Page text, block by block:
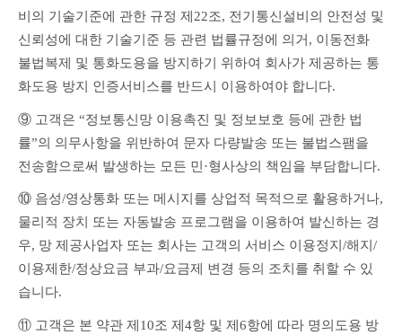
비의 기술기준에 관한 규정 제22조, 전기통신설비의 안전성 및
신뢰성에 대한 기술기준 등 관련 법률규정에 의거, 이동전화
불법복제 및 통화도용을 방지하기 위하여 회사가 제공하는 통
화도용 방지 인증서비스를 반드시 이용하여야 합니다.
⑨ 고객은 “정보통신망 이용촉진 및 정보보호 등에 관한 법
률”의 의무사항을 위반하여 문자 다량발송 또는 불법스팸을
전송함으로써 발생하는 모든 민·형사상의 책임을 부담합니다.
⑩ 음성/영상통화 또는 메시지를 상업적 목적으로 활용하거나,
물리적 장치 또는 자동발송 프로그램을 이용하여 발신하는 경
우, 망 제공사업자 또는 회사는 고객의 서비스 이용정지/해지/
이용제한/정상요금 부과/요금제 변경 등의 조치를 취할 수 있
습니다.
⑪ 고객은 본 약관 제10조 제4항 및 제6항에 따라 명의도용 방